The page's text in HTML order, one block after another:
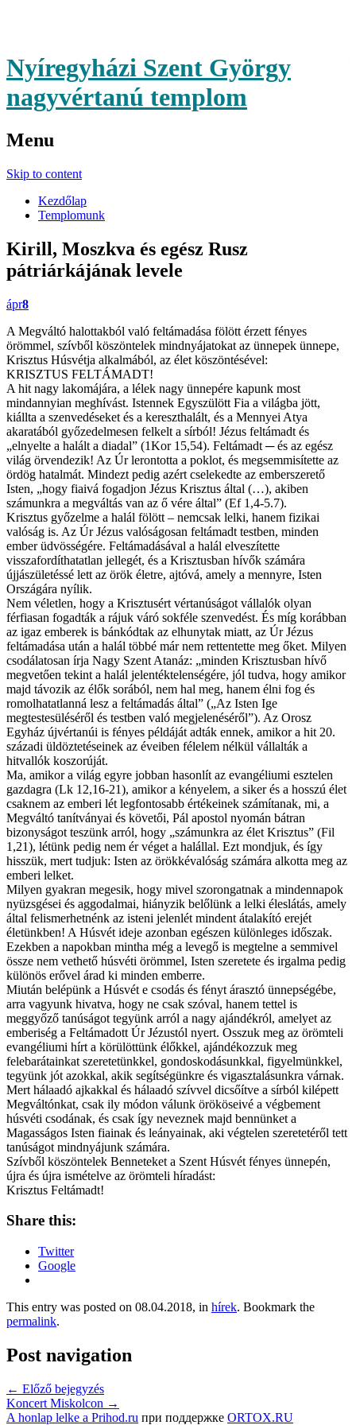
Nyíregyházi Szent György
nagyvértanú templom
Menu
Skip to content
Kezdőlap
Templomunk
Kirill, Moszkva és egész Rusz
pátriárkájának levele
ápr8
A Megváltó halottakból való feltámadása fölött érzett fényes
örömmel, szívből köszöntelek mindnyájatokat az ünnepek ünnepe,
Krisztus Húsvétja alkalmából, az élet köszöntésével:
KRISZTUS FELTÁMADT!
A hit nagy lakomájára, a lélek nagy ünnepére kapunk most
mindannyian meghívást. Istennek Egyszülött Fia a világba jött,
kiállta a szenvedéseket és a kereszthalált, és a Mennyei Atya
akaratából győzedelmesen felkelt a sírból! Jézus feltámadt és
„elnyelte a halált a diadal” (1Kor 15,54). Feltámadt ─ és az egész
világ örvendezik! Az Úr lerontotta a poklot, és megsemmisítette az
ördög hatalmát. Mindezt pedig azért cselekedte az emberszerető
Isten, „hogy fiaivá fogadjon Jézus Krisztus által (…), akiben
számunkra a megváltás van az ő vére által” (Ef 1,4-5.7).
Krisztus győzelme a halál fölött – nemcsak lelki, hanem fizikai
valóság is. Az Úr Jézus valóságosan feltámadt testben, minden
ember üdvösségére. Feltámadásával a halál elveszítette
visszafordíthatatlan jellegét, és a Krisztusban hívők számára
újjászületéssé lett az örök életre, ajtóvá, amely a mennyre, Isten
Országára nyílik.
Nem véletlen, hogy a Krisztusért vértanúságot vállalók olyan
férfiasan fogadták a rájuk váró sokféle szenvedést. És míg korábban
az igaz emberek is bánkódtak az elhunytak miatt, az Úr Jézus
feltámadása után a halál többé már nem rettentette meg őket. Milyen
csodálatosan írja Nagy Szent Atanáz: „minden Krisztusban hívő
megvetően tekint a halál jelentéktelenségére, jól tudva, hogy amikor
majd távozik az élők sorából, nem hal meg, hanem élni fog és
romolhatatlanná lesz a feltámadás által” („Az Isten Ige
megtestesüléséről és testben való megjelenéséről”). Az Orosz
Egyház újvértanúi is fényes példáját adták ennek, amikor a hit 20.
századi üldöztetéseinek az éveiben félelem nélkül vállalták a
hitvallók koszorúját.
Ma, amikor a világ egyre jobban hasonlít az evangéliumi esztelen
gazdagra (Lk 12,16-21), amikor a kényelem, a siker és a hosszú élet
csaknem az emberi lét legfontosabb értékeinek számítanak, mi, a
Megváltó tanítványai és követői, Pál apostol nyomán bátran
bizonyságot teszünk arról, hogy „számunkra az élet Krisztus” (Fil
1,21), létünk pedig nem ér véget a halállal. Ezt mondjuk, és így
hisszük, mert tudjuk: Isten az örökkévalóság számára alkotta meg az
emberi lelket.
Milyen gyakran megesik, hogy mivel szorongatnak a mindennapok
nyüzsgései és aggodalmai, hiányzik belőlünk a lelki éleslátás, amely
által felismerhetnénk az isteni jelenlét mindent átalakító erejét
életünkben! A Húsvét ideje azonban egészen különleges időszak.
Ezekben a napokban mintha még a levegő is megtelne a semmivel
össze nem vethető húsvéti örömmel, Isten szeretete és irgalma pedig
különös erővel árad ki minden emberre.
Miután belépünk a Húsvét e csodás és fényt árasztó ünnepségébe,
arra vagyunk hivatva, hogy ne csak szóval, hanem tettel is
meggyőző tanúságot tegyünk arról a nagy ajándékról, amelyet az
emberiség a Feltámadott Úr Jézustól nyert. Osszuk meg az örömteli
evangéliumi hírt a körülöttünk élőkkel, ajándékozzuk meg
felebarátainkat szeretetünkkel, gondoskodásunkkal, figyelmünkkel,
tegyünk jót azokkal, akik segítségünkre és vigasztalásunkra várnak.
Mert hálaadó ajkakkal és hálaadó szívvel dicsőítve a sírból kilépett
Megváltónkat, csak ily módon válunk örököseivé a végbement
húsvéti csodának, és csak így neveznek majd bennünket a
Magasságos Isten fiainak és leányainak, aki végtelen szeretetéről tett
tanúságot mindnyájunk számára.
Szívből köszöntelek Benneteket a Szent Húsvét fényes ünnepén,
újra és újra ismételve az örömteli híradást:
Krisztus Feltámadt!
Share this:
Twitter
Google
This entry was posted on 08.04.2018, in hírek. Bookmark the
permalink.
Post navigation
← Előző bejegyzés
Koncert Miskolcon →
A honlap lelke a Prihod.ru при поддержке ORTOX.RU